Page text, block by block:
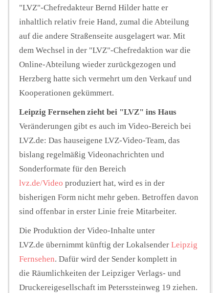
"LVZ"-Chefredakteur Bernd Hilder hatte er
inhaltlich relativ freie Hand, zumal die Abteilung
auf die andere Straßenseite ausgelagert war. Mit
dem Wechsel in der "LVZ"-Chefredaktion war die
Online-Abteilung wieder zurückgezogen und
Herzberg hatte sich vermehrt um den Verkauf und
Kooperationen gekümmert.
Leipzig Fernsehen zieht bei "LVZ" ins Haus
Veränderungen gibt es auch im Video-Bereich bei
LVZ.de: Das hauseigene LVZ-Video-Team, das
bislang regelmäßig Videonachrichten und
Sonderformate für den Bereich
lvz.de/Video produziert hat, wird es in der
bisherigen Form nicht mehr geben. Betroffen davon
sind offenbar in erster Linie freie Mitarbeiter.
Die Produktion der Video-Inhalte unter
LVZ.de übernimmt künftig der Lokalsender Leipzig
Fernsehen. Dafür wird der Sender komplett in
die Räumlichkeiten der Leipziger Verlags- und
Druckereigesellschaft im Peterssteinweg 19 ziehen.